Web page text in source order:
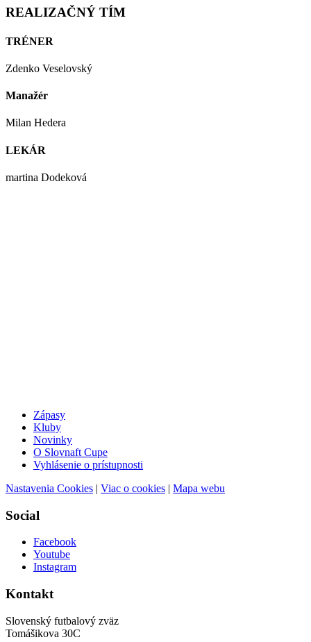
REALIZAČNÝ TÍM
TRÉNER
Zdenko Veselovský
Manažér
Milan Hedera
LEKÁR
martina Dodeková
Zápasy
Kluby
Novinky
O Slovnaft Cupe
Vyhlásenie o prístupnosti
Nastavenia Cookies | Viac o cookies | Mapa webu
Social
Facebook
Youtube
Instagram
Kontakt
Slovenský futbalový zväz
Tomášikova 30C